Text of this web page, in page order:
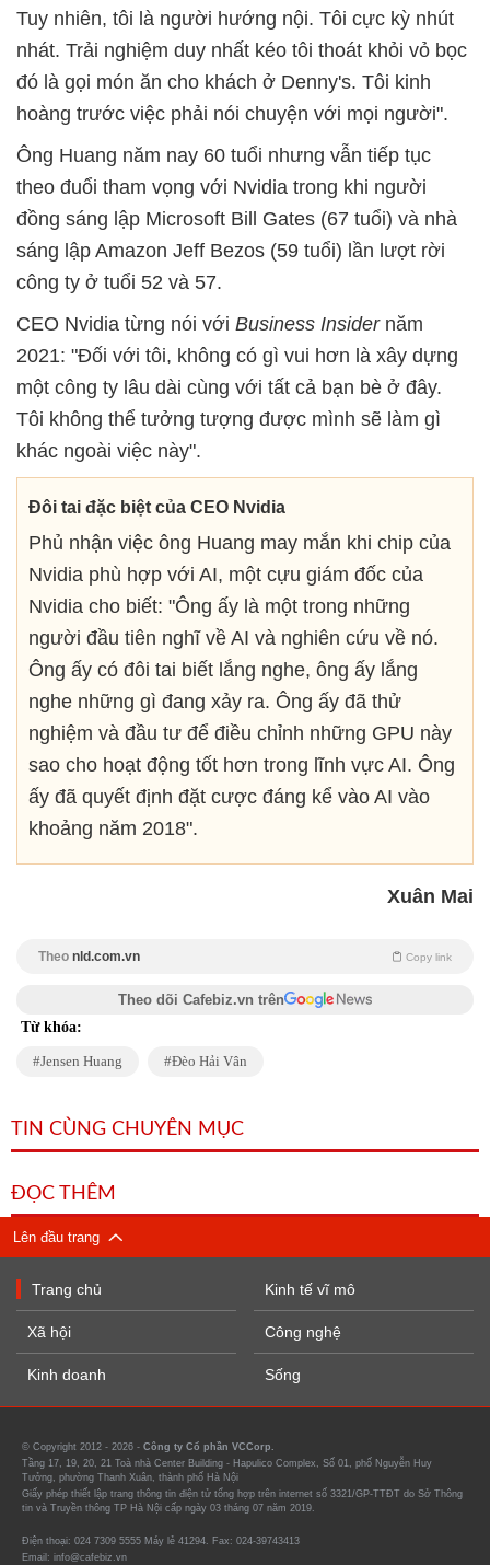
Tuy nhiên, tôi là người hướng nội. Tôi cực kỳ nhút
nhát. Trải nghiệm duy nhất kéo tôi thoát khỏi vỏ bọc
đó là gọi món ăn cho khách ở Denny's. Tôi kinh
hoàng trước việc phải nói chuyện với mọi người".
Ông Huang năm nay 60 tuổi nhưng vẫn tiếp tục
theo đuổi tham vọng với Nvidia trong khi người
đồng sáng lập Microsoft Bill Gates (67 tuổi) và nhà
sáng lập Amazon Jeff Bezos (59 tuổi) lần lượt rời
công ty ở tuổi 52 và 57.
CEO Nvidia từng nói với Business Insidernăm
2021: "Đối với tôi, không có gì vui hơn là xây dựng
một công ty lâu dài cùng với tất cả bạn bè ở đây.
Tôi không thể tưởng tượng được mình sẽ làm gì
khác ngoài việc này".
Đôi tai đặc biệt của CEO Nvidia
Phủ nhận việc ông Huang may mắn khi chip của
Nvidia phù hợp với AI, một cựu giám đốc của
Nvidia cho biết: "Ông ấy là một trong những
người đầu tiên nghĩ về AI và nghiên cứu về nó.
Ông ấy có đôi tai biết lắng nghe, ông ấy lắng
nghe những gì đang xảy ra. Ông ấy đã thử
nghiệm và đầu tư để điều chỉnh những GPU này
sao cho hoạt động tốt hơn trong lĩnh vực AI. Ông
ấy đã quyết định đặt cược đáng kể vào AI vào
khoảng năm 2018".
Xuân Mai
Theo nld.com.vn Copy link
Theo dõi Cafebiz.vn trên
Từ khóa:
Jensen Huang Đèo Hải Vân
TIN CÙNG CHUYÊN MỤC
ĐỌC THÊM
Lên đầu trang
Trang chủ
Xã hội
Kinh doanh
Kinh tế vĩ mô
Công nghệ
Sống
© Copyright 2012 - 2026 - Công ty Cổ phần VCCorp.
Tầng 17, 19, 20, 21 Toà nhà Center Building - Hapulico Complex, Số 01, phố Nguyễn Huy
Tưởng, phường Thanh Xuân, thành phố Hà Nội
Giấy phép thiết lập trang thông tin điện tử tổng hợp trên internet số 3321/GP-TTĐT do Sở Thông
tin và Truyền thông TP Hà Nội cấp ngày 03 tháng 07 năm 2019.
Điện thoại: 024 7309 5555 Máy lẻ 41294. Fax: 024-39743413
Email: info@cafebiz.vn